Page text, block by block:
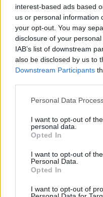
interest-based ads based
us or personal information
your opt-out. You may
disclosure of your
IAB’s list of downstream
also be disclosed by us to
Downstream Participants
Personal Data
I want to opt-out of
personal data.
Opted In
I want to opt-out of
Personal Data.
Opted In
I want to opt-out of
Eurovision 2026 Ακύλας
Μοιράσου